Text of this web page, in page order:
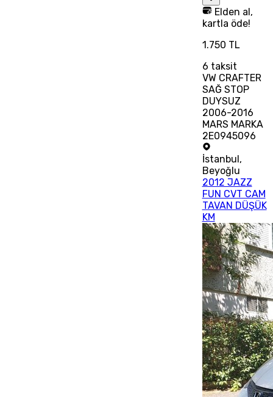
Elden al,
kartla öde!
1.750 TL
6 taksit
VW CRAFTER
SAĞ STOP
DUYSUZ
2006-2016
MARS MARKA
2E0945096
İstanbul ,
Beyoğlu
2012 JAZZ
FUN CVT CAM
TAVAN DÜŞÜK
KM